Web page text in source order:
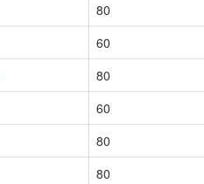
80
60
80
60
80
80